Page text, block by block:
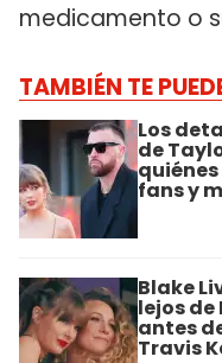
medicamento o
TAMBIÉN TE
Los
de
fans y
Blake
lejos de
antes
Travis